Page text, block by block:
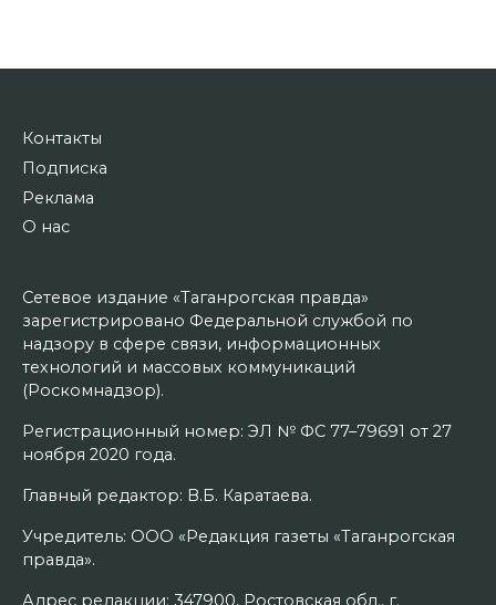
Контакты
Подписка
Реклама
О нас
Сетевое издание «Таганрогская правда»
зарегистрировано Федеральной службой по
надзору в сфере связи, информационных
технологий и массовых коммуникаций
(Роскомнадзор).
Регистрационный номер: ЭЛ № ФС 77–79691 от 27
ноября 2020 года.
Главный редактор: В.Б. Каратаева.
Учредитель: ООО «Редакция газеты «Таганрогская
правда».
Адрес редакции: 347900, Ростовская обл., г.